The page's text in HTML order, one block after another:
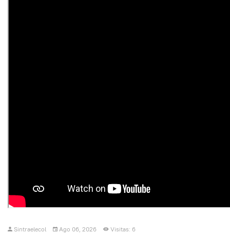
Sintraelecol Ago 06, 2026 Visitas: 6